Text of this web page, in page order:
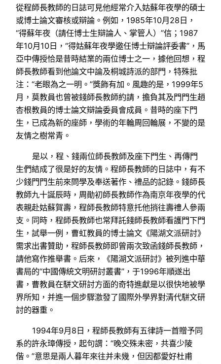
從程師長教師的日誌可見他經常介入姑蘇年夜學的碩士
或博士論文審核或辯論。例如，1985年10月28日，
“得蘇年夜（請任博士生辯論人、掌管人）”信；1987
年10月10日，“得姑蘇年夜學邀任博士辯論評委書”，馬
亞中傳授恰是昔時結業的兩位博士之一，據他回想，程
師長教師看到他論文中論及桐城詩派的部門，特殊批
注：“老眼為之一明。”獎飾有加。風趣的是，1999年5
月，莫教員也曾被錢師長教師約請，擔負其及門門生趙
杏根教員的博士論文辯論委員會成員。昔時的座下門
生，已成為新的座師，學術的年輪周回輪展，不變的是
友情之樹常青。
是以，程、錢兩位師長教師及座下門生、再傳門
生們結成了很是好的友情。程師長教師的日誌中，有不
少錢門門生前來問學及奉送著作、禮品的記錄。錢師長
教師九十誕辰時，周勛初師長教師作為南京年夜學的代
表親赴姑蘇賀壽，程師長教師特意托他捎往壽禮人參兩
支。同時，程師長教師也常拜託錢師長教師看護門下門
生，試舉一例，曹虹教員的博士論文《陽湖文派研討》
需求出書贊助，程師長教師即曾兩次致函錢師長教師，
請他寫作推舉書。后來，《陽湖文派研討》被列進中華
書局的“中國傳統文明研討叢書”，于1996年順遂出
書，曹教員在駢文研討方面的奇特進獻是以很快地被學
界所知，并進一個步驟激發了國際外學界對清代駢文研
討的器重。
1994年9月8日，程師長教師有五律詩一首贈予同
系的許永璋傳授，起句謂：“晚交殊未密，共喜少陵
偕。”意思是兩人暮年來往并未幾，但因都愛好杜甫